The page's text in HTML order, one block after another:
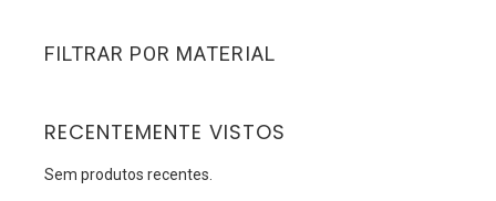
FILTRAR POR MATERIAL
RECENTEMENTE VISTOS
Sem produtos recentes.